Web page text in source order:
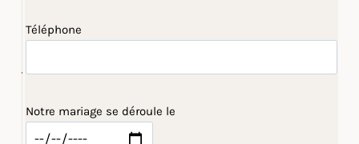
Téléphone
Notre mariage se déroule le